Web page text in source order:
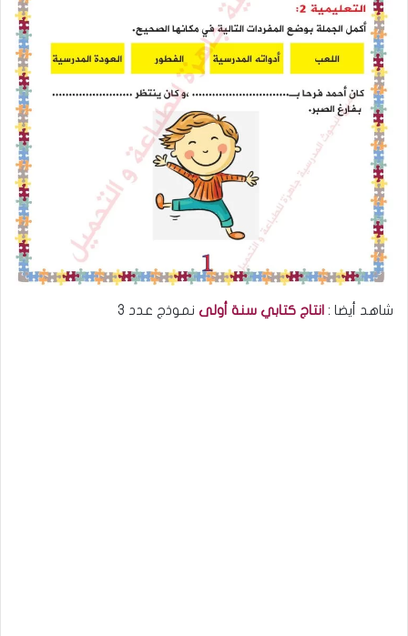
شاهد أيضا : انتاج كتابي سنة أولى نموذج عدد 3